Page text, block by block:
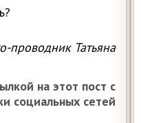
проводник Татьяна
на этот пост с
социальных сетей